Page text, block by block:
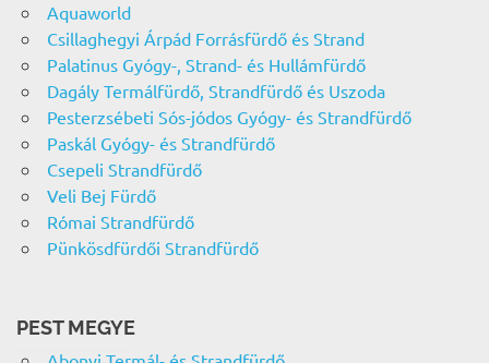
Aquaworld
Csillaghegyi Árpád Forrásfürdő és Strand
Palatinus Gyógy-, Strand- és Hullámfürdő
Dagály Termálfürdő, Strandfürdő és Uszoda
Pesterzsébeti Sós-jódos Gyógy- és Strandfürdő
Paskál Gyógy- és Strandfürdő
Csepeli Strandfürdő
Veli Bej Fürdő
Római Strandfürdő
Pünkösdfürdői Strandfürdő
PEST MEGYE